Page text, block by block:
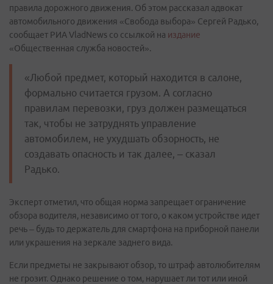
правила дорожного движения. Об этом рассказал адвокат
автомобильного движения «Свобода выбора» Сергей Радько,
сообщает РИА VladNews со ссылкой на издание
«Общественная служба новостей».
«Любой предмет, который находится в салоне,
формально считается грузом. А согласно
правилам перевозки, груз должен размещаться
так, чтобы не затруднять управление
автомобилем, не ухудшать обзорность, не
создавать опасность и так далее, – сказал
Радько.
Эксперт отметил, что общая норма запрещает ограничение
обзора водителя, независимо от того, о каком устройстве идет
речь – будь то держатель для смартфона на приборной панели
или украшения на зеркале заднего вида.
Если предметы не закрывают обзор, то штраф автолюбителям
не грозит. Однако решение о том, нарушает ли тот или иной